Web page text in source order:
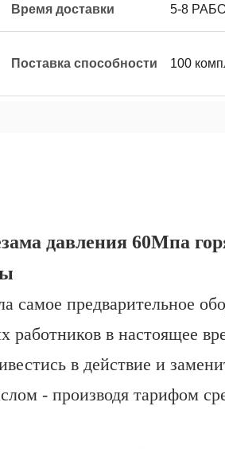
Время доставки 5-8
Поставка способности 100
давления 60Мпа
самое предварительное
работников в настоящее
в действие и
- производя тарифом